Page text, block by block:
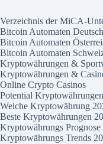
Verzeichnis der MiCA-
Bitcoin Automaten
Bitcoin Automaten
Bitcoin Automaten
Kryptowährungen &
Kryptowährungen &
Online Crypto Casinos
Potential
Welche Kryptowährung
Beste Kryptowährungen
Kryptowährungs Prognose
Kryptowährungs Trends